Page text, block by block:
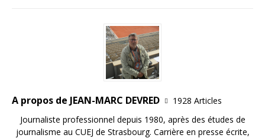
n r
A propos de JEAN-MARC DEVRED
1928 Articles
Journaliste professionnel depuis 1980, après des études de
journalisme au CUEJ de Strasbourg. Carrière en presse écrite,